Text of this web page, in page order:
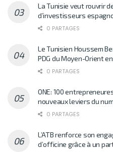
La Tunisie veut rouvrir
d’investisseurs
0 PARTAGES
Le Tunisien Houssem
PDG du Moyen-Orient
0 PARTAGES
ONE: 100
nouveaux leviers du
0 PARTAGES
L’ATB renforce son
d’officine grâce à un